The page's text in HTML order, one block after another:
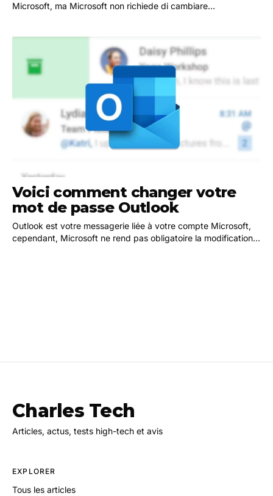
Microsoft, ma Microsoft non richiede di cambiare
Voici comment changer votre
mot de passe Outlook
Outlook est votre messagerie liée à votre compte Microsoft,
cependant, Microsoft ne rend pas obligatoire la modification
Charles Tech
Articles, actus, tests high-tech et avis
EXPLORER
Tous les articles